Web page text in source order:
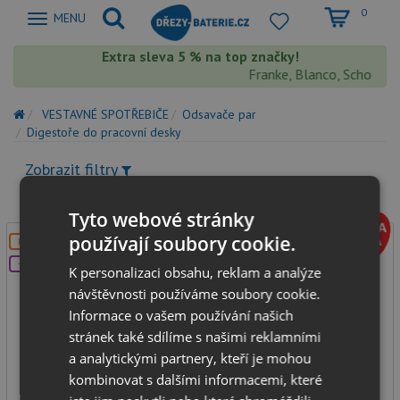
Zobrazit
MENU 0
Extra sleva 5 % na top značky!
Franke, Blanco, Schock,
VESTAVNÉ SPOTŘEBIČE
Odsavače par
Digestoře do pracovní desky
Zobrazit filtry
DOPRAVA ZDARMA
+DÁREK
AIRFORCE Downdraft 90 BK
Tyto webové stránky
používají soubory cookie.
K personalizaci obsahu, reklam a analýze
návštěvnosti používáme soubory cookie.
Informace o vašem používání našich
stránek také sdílíme s našimi reklamními
a analytickými partnery, kteří je mohou
kombinovat s dalšími informacemi, které